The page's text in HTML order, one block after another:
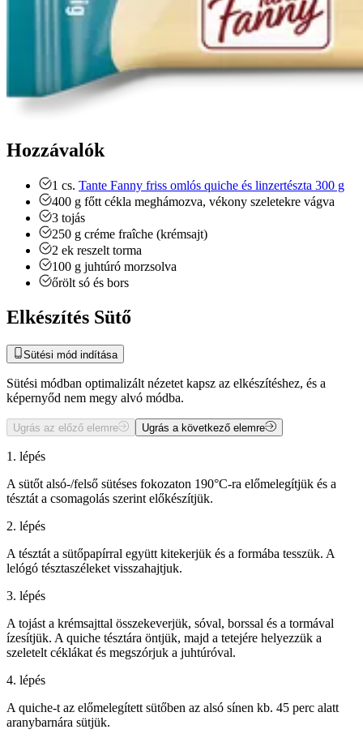
Hozzávalók
1 cs. Tante Fanny friss omlós quiche és linzertészta 300 g
400 g főtt cékla meghámozva, vékony szeletekre vágva
3 tojás
250 g créme fraîche (krémsajt)
2 ek reszelt torma
100 g juhtúró morzsolva
őrölt só és bors
Elkészítés Sütő
Sütési mód indítása
Sütési módban optimalizált nézetet kapsz az elkészítéshez, és a
képernyőd nem megy alvó módba.
Ugrás az előző elemre Ugrás a következő elemre
1. lépés
A sütőt alsó-/felső sütéses fokozaton 190°C-ra előmelegítjük és a
tésztát a csomagolás szerint előkészítjük.
2. lépés
A tésztát a sütőpapírral együtt kitekerjük és a formába tesszük. A
lelógó tésztaszéleket visszahajtjuk.
3. lépés
A tojást a krémsajttal összekeverjük, sóval, borssal és a tormával
ízesítjük. A quiche tésztára öntjük, majd a tetejére helyezzük a
szeletelt céklákat és megszórjuk a juhtúróval.
4. lépés
A quiche-t az előmelegített sütőben az alsó sínen kb. 45 perc alatt
aranybarnára sütjük.